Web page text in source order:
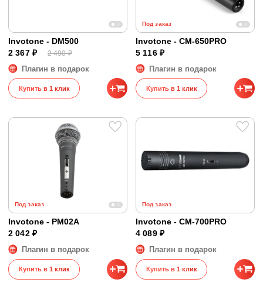
Invotone - DM500
2 367 ₽
2 490 ₽
Плагин в подарок
Купить в 1 клик
Под заказ
Invotone - CM-650PRO
5 116 ₽
Плагин в подарок
Купить в 1 клик
Под заказ
Invotone - PM02A
2 042 ₽
Плагин в подарок
Купить в 1 клик
Под заказ
Invotone - CM-700PRO
4 089 ₽
Плагин в подарок
Купить в 1 клик